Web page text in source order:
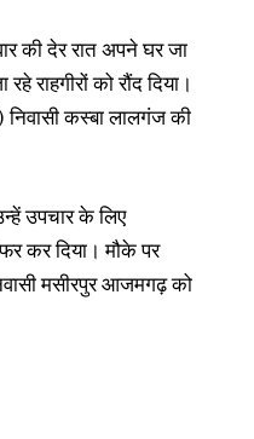
की देर रात अपने घर जा
राहगीरों को रौंद दिया।
कस्बा लालगंज की
उपचार के लिए
कर दिया। मौके पर
मसीरपुर आजमगढ़ को